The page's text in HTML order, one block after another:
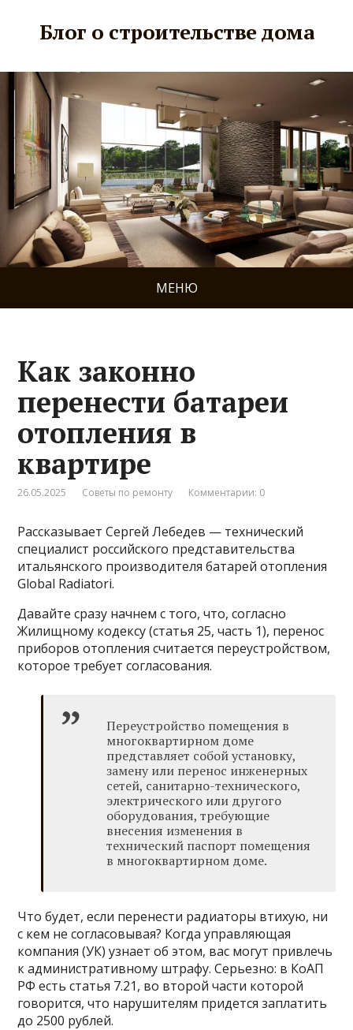
Блог о строительстве дома
МЕНЮ
Как законно
перенести батареи
отопления в
квартире
26.05.2025 Советы по ремонту Комментарии: 0
Рассказывает Сергей Лебедев — технический
специалист российского представительства
итальянского производителя батарей отопления
Global Radiatori.
Давайте сразу начнем с того, что, согласно
Жилищному кодексу (статья 25, часть 1), перенос
приборов отопления считается переустройством,
которое требует согласования.
Переустройство помещения в
многоквартирном доме
представляет собой установку,
замену или перенос инженерных
сетей, санитарно-технического,
электрического или другого
оборудования, требующие
внесения изменения в
технический паспорт помещения
в многоквартирном доме.
Что будет, если перенести радиаторы втихую, ни
с кем не согласовывая? Когда управляющая
компания (УК) узнает об этом, вас могут привлечь
к административному штрафу. Серьезно: в КоАП
РФ есть статья 7.21, во второй части которой
говорится, что нарушителям придется заплатить
до 2500 рублей.